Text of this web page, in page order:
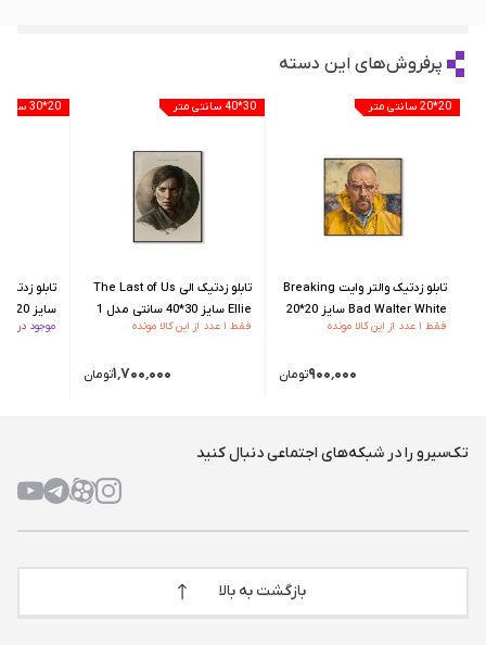
پرفروش‌های این دسته
20*20 سانتی متر
تابلو زدتیک والتر وایت Breaking
Bad Walter White سایز 20*20
سانتی مدل 2
فقط ۱ عدد از این کالا مونده
۹۰۰٬۰۰۰تومان
30*40 سانتی متر
تابلو زدتیک الی The Last of Us
Ellie سایز 30*40 سانتی مدل 1
فقط ۱ عدد از این کالا مونده
۱٬۷۰۰٬۰۰۰تومان
20*30 سانتی متر
سایز 20*30 سانتی مدل 1
موجود در
تک‌سیرو را در شبکه‌های اجتماعی دنبال کنید
بازگشت به بالا